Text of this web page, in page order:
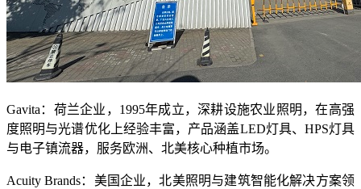
Gavita：荷兰企业， 1995年成立，深耕设施农业照明，在高强
度照明与光谱优化上经验丰富，产品涵盖LED灯具、 HPS灯具
与电子镇流器，服务欧洲、北美核心种植市场。
Acuity Brands：美国企业，北美照明与建筑智能化解决方案领